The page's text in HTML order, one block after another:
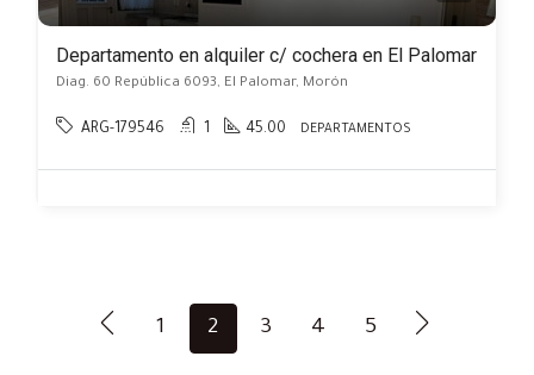
Departamento en alquiler c/ cochera en El Palomar
Diag. 60 República 6093, El Palomar, Morón
ARG-179546 1 45.00 DEPARTAMENTOS
1 2 3 4 5